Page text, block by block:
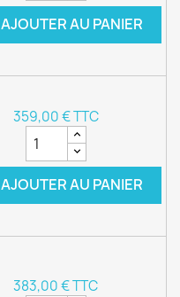
AJOUTER AU PANIER
359,00 € TTC
AJOUTER AU PANIER
383,00 € TTC